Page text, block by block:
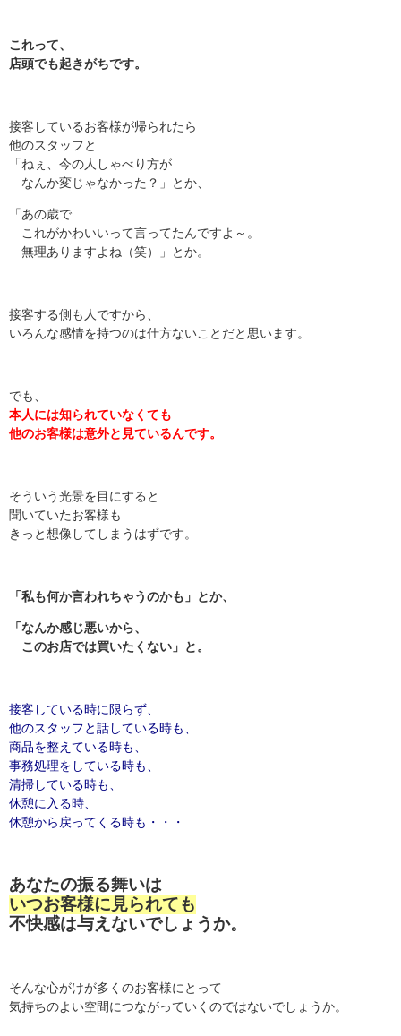
これって、
店頭でも起きがちです。
接客しているお客様が帰られたら
他のスタッフと
「ねぇ、今の人しゃべり方が
なんか変じゃなかった？」とか、
「あの歳で
これがかわいいって言ってたんですよ～。
無理ありますよね（笑）」とか。
接客する側も人ですから、
いろんな感情を持つのは仕方ないことだと思います。
でも、
本人には知られていなくても
他のお客様は意外と見ているんです。
そういう光景を目にすると
聞いていたお客様も
きっと想像してしまうはずです。
「私も何か言われちゃうのかも」とか、
「なんか感じ悪いから、
このお店では買いたくない」と。
接客している時に限らず、
他のスタッフと話している時も、
商品を整えている時も、
事務処理をしている時も、
清掃している時も、
休憩に入る時、
休憩から戻ってくる時も・・・
あなたの振る舞いは
いつお客様に見られても
不快感は与えないでしょうか。
そんな心がけが多くのお客様にとって
気持ちのよい空間につながっていくのではないでしょうか。